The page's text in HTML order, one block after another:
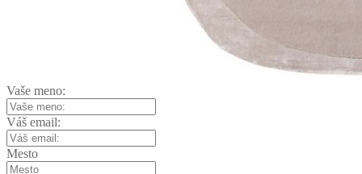
Vaše meno:
Váš email:
Mesto